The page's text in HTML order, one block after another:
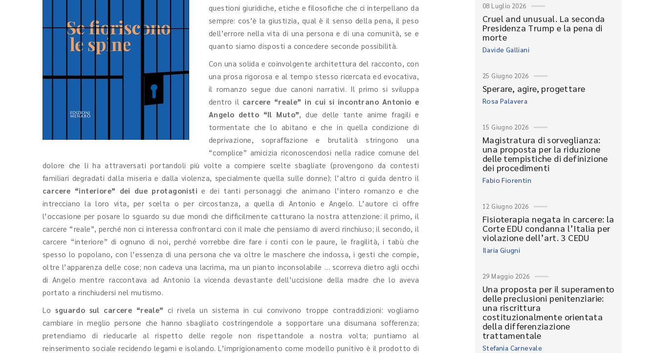
questioni giuridiche, etiche e filosofiche che ci interpellano da
sempre: cos’è la giustizia, qual è il senso della pena, il peso
dell’errore nella vita di una persona e di una comunità, se e
quanto siamo disposti a concedere seconde possibilità.
Con una solida e coinvolgente architettura del racconto, con
una prosa rigorosa e al tempo stesso ricercata ed evocativa,
il romanzo segue due canoni narrativi. Il primo si sviluppa
dentro il carcere “reale” in cui si incontrano Antonio e
Angelo detto “Il Muto”, due delle tante anime fragili e
tormentate che lo abitano e che in quella condizione di
deprivazione, sopraffazione e brutalità stringono una
“complice” amicizia riconoscendosi nella radice comune del
dolore che li ha attraversati portandoli più volte a compiere scelte sbagliate (provengono da contesti
familiari degradati dalla miseria e dalla violenza, specialmente quella sulle donne); l’altro ci guida dentro il
carcere “interiore” dei due protagonisti e dei tanti personaggi che animano l’intero romanzo e che
intrecciano la loro vita, per scelta o per circostanza, a quella di Antonio e Angelo. L’autore ci offre
l’occasione per posare lo sguardo su due mondi che difficilmente catturano la nostra attenzione: il primo, il
carcere “reale”, perché non ci interessa confrontarci con il male che pensiamo di averci rinchiuso; il secondo, il
carcere “interiore” di ognuno di noi, perché vorrebbe dire fare i conti con le paure, le fragilità, i tabù che
spesso lo popolano, con l’essenza di una persona che va oltre le maschere che indossa, i gesti che compie,
oltre l’apparenza delle cose; non cadeva una lacrima, ma un pianto inconsolabile … scorreva dietro agli occhi
di Angelo mentre raccontava ad Antonio la vicenda devastante dell’uccisione della madre che lo aveva
portato a rinchiudersi nel mutismo.
Losguardo sul carcere “reale” ci rivela un sistema in cui convivono troppe contraddizioni: vogliamo
cambiare in meglio persone che hanno sbagliato costringendole a sopportare una disumana sofferenza;
pretendiamo di rieducarle al rispetto delle regole non rispettandole a nostra volta; puntiamo al
reinserimento sociale recidendo legami e isolando. L’imprigionamento come modello punitivo è il prodotto di
08 Luglio 2026
Cruel and unusual. La seconda
Presidenza Trump e la pena di
morte
Davide Galliani
25 Giugno 2026
Sperare, agire, progettare
Rosa Palavera
15 Giugno 2026
Magistratura di sorveglianza:
una proposta per la riduzione
delle tempistiche di definizione
dei procedimenti
Fabio Fiorentin
12 Giugno 2026
Fisioterapia negata in carcere: la
Corte EDU condanna l’Italia per
violazione dell’art. 3 CEDU
Ilaria Giugni
29 Maggio 2026
Una proposta per il superamento
delle preclusioni penitenziarie:
una riscrittura
costituzionalmente orientata
della differenziazione
trattamentale
Stefania Carnevale